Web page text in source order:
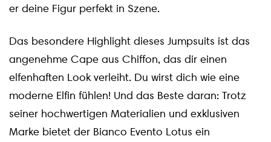
er deine Figur perfekt in Szene.
Das besondere Highlight dieses Jumpsuits ist das
angenehme Cape aus Chiffon, das dir einen
elfenhaften Look verleiht. Du wirst dich wie eine
moderne Elfin fühlen! Und das Beste daran: Trotz
seiner hochwertigen Materialien und exklusiven
Marke bietet der Bianco Evento Lotus ein